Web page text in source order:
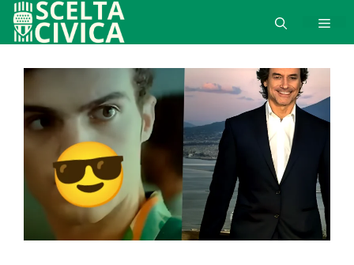
Vai
contenuto